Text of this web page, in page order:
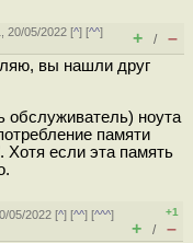
20/05/2022 [^] [^^]
+ / –
вы нашли друг
обслуживатель) ноута
памяти
Хотя если эта память
05/2022 [^] [^^] [^^^]
+1
+ / –